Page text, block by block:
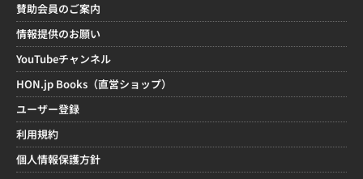
賛助会員のご案内
情報提供のお願い
YouTubeチャンネル
HON.jp Books（直営ショップ）
ユーザー登録
利用規約
個人情報保護方針